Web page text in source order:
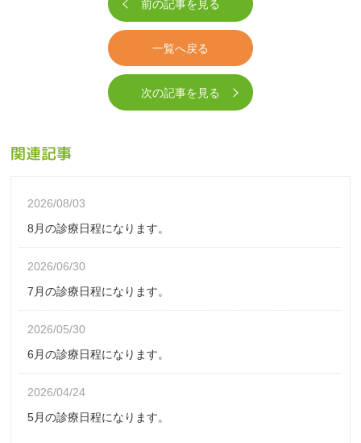
前の記事を見る
一覧へ戻る
次の記事を見る
関連記事
2026/08/03
8月の診療日程になります。
2026/06/30
7月の診療日程になります。
2026/05/30
6月の診療日程になります。
2026/04/24
5月の診療日程になります。